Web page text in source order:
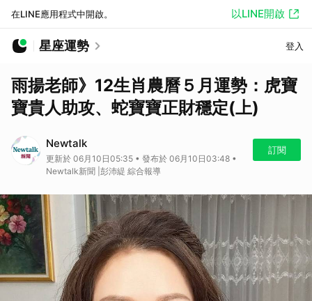
在LINE應用程式中開啟。 以LINE開啟
星座運勢 登入
雨揚老師》12生肖農曆５月運勢：虎寶
寶貴人助攻、蛇寶寶正財穩定(上)
Newtalk
更新於 06月10日05:35 • 發布於 06月10日03:48 •
Newtalk新聞 |彭沛緹 綜合報導
訂閱